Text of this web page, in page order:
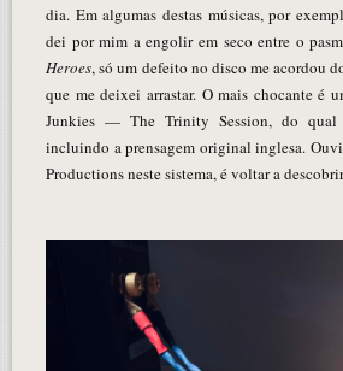
dia. Em algumas destas músicas, por
dei por mim a engolir em seco entre o
Heroes, só um defeito no disco me acordou
que me deixei arrastar. O mais chocante é
Junkies — The Trinity Session, do qual
incluindo a prensagem original inglesa.
Productions neste sistema, é voltar a